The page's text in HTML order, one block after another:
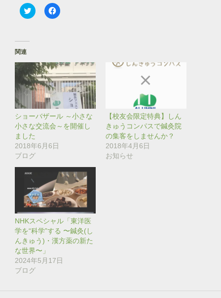
ク
リ
i
t
t
e
r
で
共
新
し
い
ウ
ィ
ン
ド
き
ま
す
)
F
a
で
共
有
す
る
に
は
ク
リ
ッ
ク
く
だ
新
し
い
ウ
ィ
ン
ド
ウ
で
開
き
)
関連
ショーバザール ～小さな
小さな交流会～を開催し
ました
2018年6月6日
ブログ
【校友会限定特典】しん
きゅうコンパスで鍼灸院
の集客をしませんか？
2018年4月6日
お知らせ
NHKスペシャル「東洋医
学を“科学”する 〜鍼灸(し
んきゅう)・漢方薬の新た
な世界〜」
2024年5月17日
ブログ